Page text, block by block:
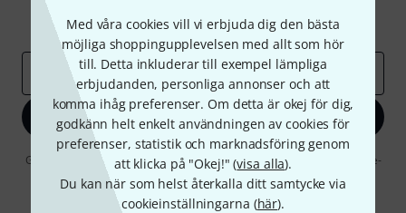
Med våra cookies vill vi erbjuda dig den bästa
möjliga shoppingupplevelsen med allt som hör
till. Detta inkluderar till exempel lämpliga
erbjudanden, personliga annonser och att
komma ihåg preferenser. Om detta är okej för dig,
godkänn helt enkelt användningen av cookies för
preferenser, statistik och marknadsföring genom
att klicka på "Okej!" (visa alla).
Du kan när som helst återkalla ditt samtycke via
cookieinställningarna (här).
Thomann Insikter
E-postadress*
Registrera dig nu
Genom att klicka på "Registrera dig nu" samtycker jag till att ta emot e-
postreklam. Avregistrering är möjlig när som helst. Du finner mer
information om nyhetsbrevet i vårsekretesspolicy .